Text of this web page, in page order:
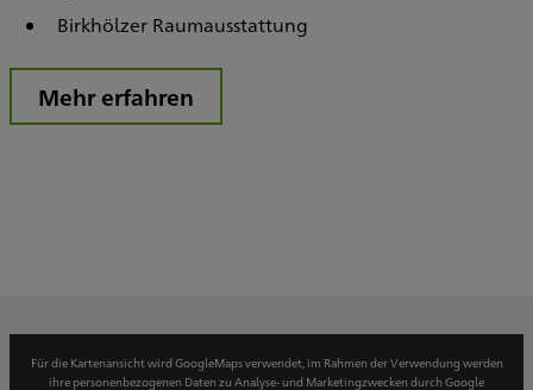
Birkhölzer Raumausstattung
Mehr erfahren
Für die Kartenansicht wird GoogleMaps verwendet, im Rahmen der Verwendung werden
ihre personenbezogenen Daten zu Analyse- und Marketingzwecken durch Google